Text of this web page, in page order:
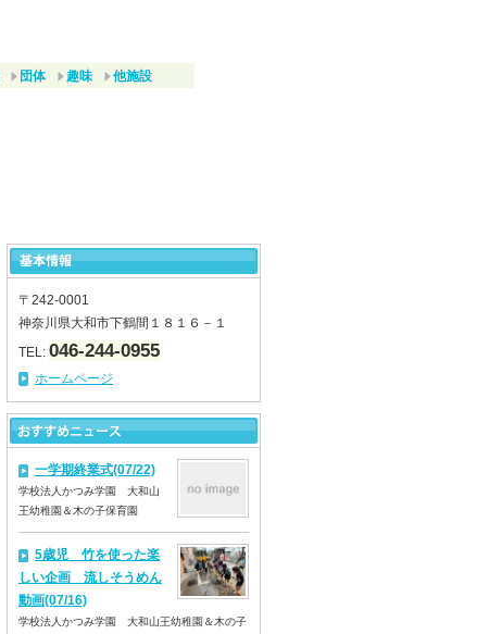
団体 趣味 他施設
〒242-0001
神奈川県大和市下鶴間１８１６－１
TEL: 046-244-0955
ホームページ
一学期終業式(07/22)
学校法人かつみ学園 大和山
王幼稚園＆木の子保育園
5歳児 竹を使った楽
しい企画 流しそうめん
動画(07/16)
学校法人かつみ学園 大和山王幼稚園＆木の子